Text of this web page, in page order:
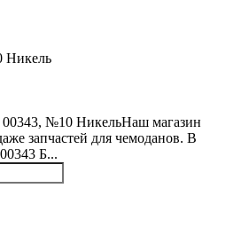
00343, №10 НикельНаш магазин
запчастей для чемоданов. В
Б...